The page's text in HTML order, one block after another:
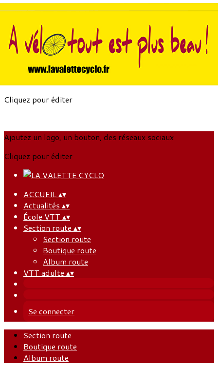
Exporter les lignes sélectionnées
Exporter uniquement les colonnes affichées
Menu
Cliquez pour éditer
Ajoutez un logo, un bouton, des réseaux sociaux
Cliquez pour éditer
ACCUEIL▴▾
Actualités ▴▾
École VTT ▴▾
Section route ▴▾
Section route
Boutique route
Album route
VTT adulte ▴▾
Se connecter
Section route
Boutique route
Album route